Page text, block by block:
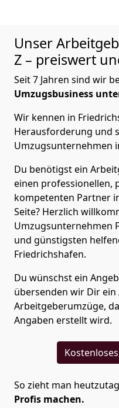
Unser
Z – preiswert
Seit 7 Jahren sind wir
Umzugsbusiness
Wir kennen in
Herausforderung und
Umzugsunternehmen
Du benötigst ein
einen professionellen,
kompetenten Partner
Seite? Herzlich
Umzugsunternehmen
und günstigsten
Friedrichshafen.
Du wünschst ein
übersenden wir Dir
Arbeitgeberumzüge,
Angaben erstellt wird.
So zieht man
Profis machen.